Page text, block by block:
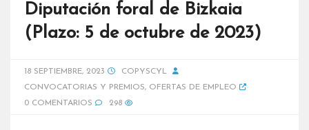
Diputación foral de Bizkaia
(Plazo: 5 de octubre de 2023)
18 SEPTIEMBRE, 2023
COPYSCYL
CONVOCATORIAS Y PREMIOS, OFERTAS DE EMPLEO
0 COMENTARIOS
298